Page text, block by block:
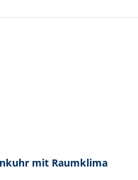
mit Raumklima